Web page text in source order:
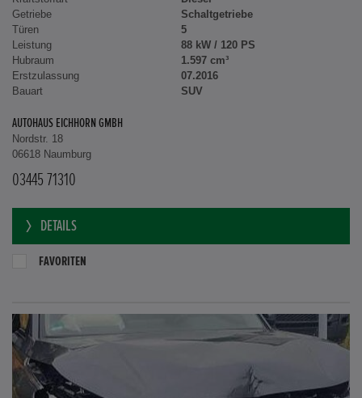
Getriebe
Schaltgetriebe
Türen
5
Leistung
88 kW / 120 PS
Hubraum
1.597 cm³
Erstzulassung
07.2016
Bauart
SUV
AUTOHAUS EICHHORN GMBH
Nordstr. 18
06618 Naumburg
03445 71310
DETAILS
FAVORITEN